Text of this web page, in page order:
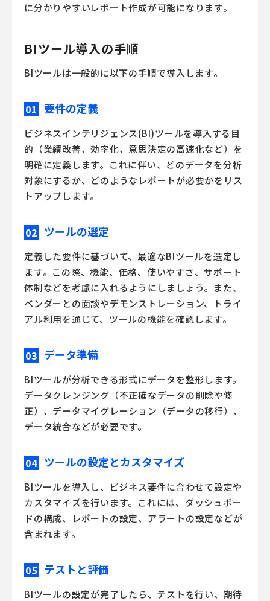
に分かりやすいレポート作成が可能になります。
BIツール導入の手順
BIツールは一般的に以下の手順で導入します。
01 要件の定義
ビジネスインテリジェンス(BI)ツールを導入する目
的（業績改善、効率化、意思決定の高速化など）を
明確に定義します。これに伴い、どのデータを分析
対象にするか、どのようなレポートが必要かをリス
トアップします。
02 ツールの選定
定義した要件に基づいて、最適なBIツールを選定し
ます。この際、機能、価格、使いやすさ、サポート
体制などを考慮に入れるようにしましょう。また、
ベンダーとの面談やデモンストレーション、トライ
アル利用を通じて、ツールの機能を確認します。
03 データ準備
BIツールが分析できる形式にデータを整形します。
データクレンジング（不正確なデータの削除や修
正）、データマイグレーション（データの移行）、
データ統合などが必要です。
04 ツールの設定とカスタマイズ
BIツールを導入し、ビジネス要件に合わせて設定や
カスタマイズを行います。これには、ダッシュボー
ドの構成、レポートの設定、アラートの設定などが
含まれます。
05 テストと評価
BIツールの設定が完了したら、テストを行い、期待